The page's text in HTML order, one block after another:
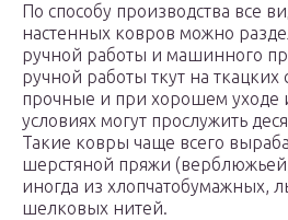
По способу производства все
настенных ковров можно
ручной работы и машинного
ручной работы ткут на ткацких
прочные и при хорошем уходе
условиях могут прослужить
Такие ковры чаще всего
шерстяной пряжи
иногда из хлопчатобумажных,
шелковых нитей.